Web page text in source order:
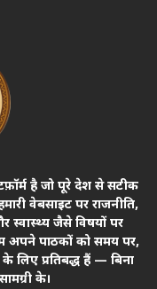
है जो पूरे देश से सटीक
वेबसाइट पर राजनीति,
स्वास्थ्य जैसे विषयों पर
अपने पाठकों को समय पर,
लिए प्रतिबद्ध हैं — बिना
के।